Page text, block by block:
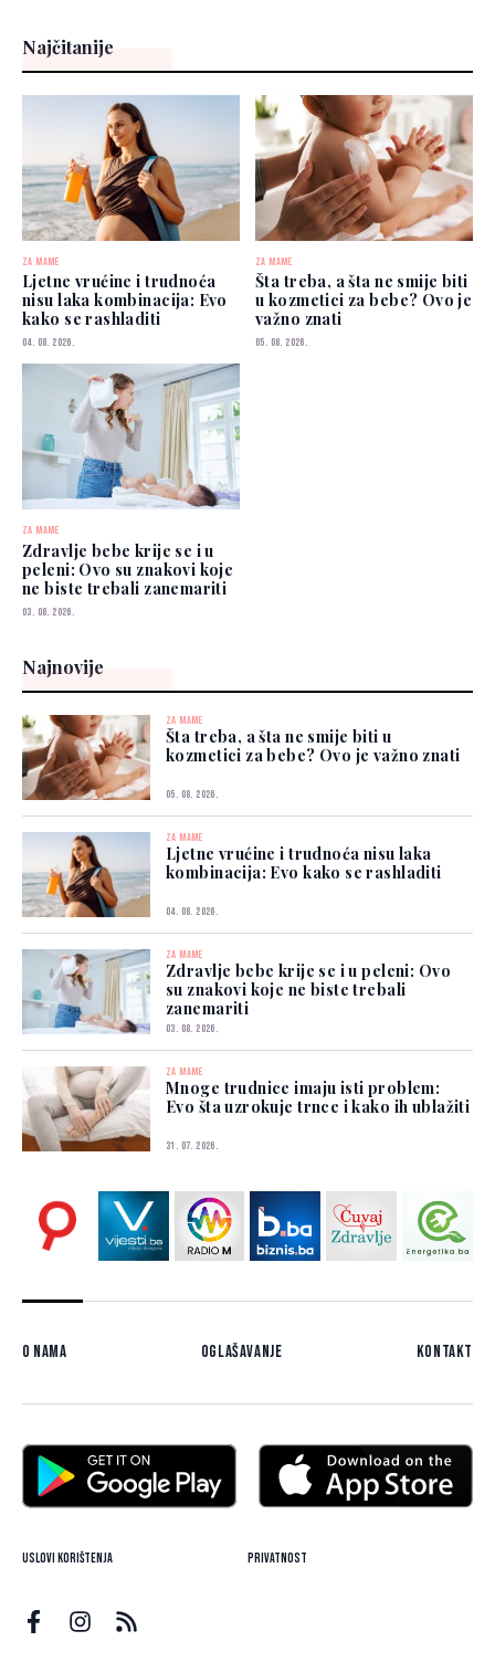
Najčitanije
ZA MAME
Ljetne vrućine i trudnoća
nisu laka kombinacija: Evo
kako se rashladiti
04. 08. 2026.
ZA MAME
Šta treba, a šta ne smije biti
u kozmetici za bebe? Ovo je
važno znati
05. 08. 2026.
ZA MAME
Zdravlje bebe krije se i u
peleni: Ovo su znakovi koje
ne biste trebali zanemariti
03. 08. 2026.
Najnovije
ZA MAME
Šta treba, a šta ne smije biti u
kozmetici za bebe? Ovo je važno znati
05. 08. 2026.
ZA MAME
Ljetne vrućine i trudnoća nisu laka
kombinacija: Evo kako se rashladiti
04. 08. 2026.
ZA MAME
Zdravlje bebe krije se i u peleni: Ovo
su znakovi koje ne biste trebali
zanemariti
03. 08. 2026.
ZA MAME
Mnoge trudnice imaju isti problem:
Evo šta uzrokuje trnce i kako ih ublažiti
31. 07. 2026.
O nama Oglašavanje Kontakt
Uslovi korištenja Privatnost